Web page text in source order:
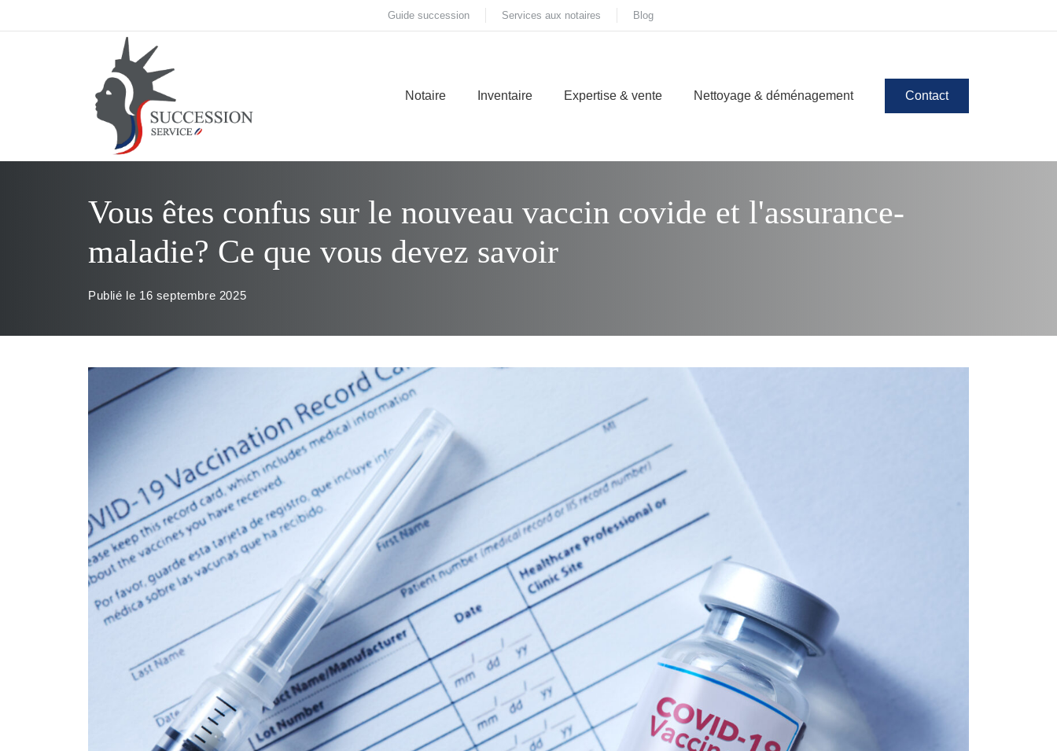
au
Guide succession Services aux notaires Blog
Notaire Inventaire Expertise & vente Nettoyage & déménagement Contact
Vous êtes confus sur le nouveau vaccin covide et l'assurance-
maladie? Ce que vous devez savoir
Publié le 16 septembre 2025